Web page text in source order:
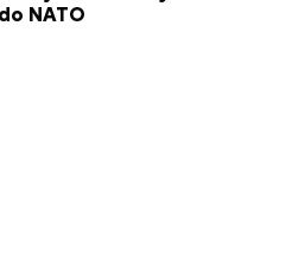
NATO